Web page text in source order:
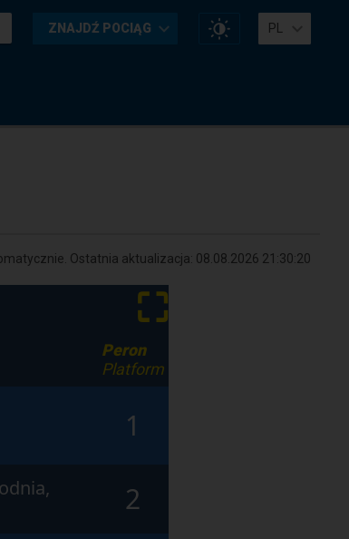
ZNAJDŹ POCIĄG
Zmień
kontrast
PL
Ostatnia aktualizacja: 08.08.2026 21:30:20
⛶
Peron
Platform
1
2